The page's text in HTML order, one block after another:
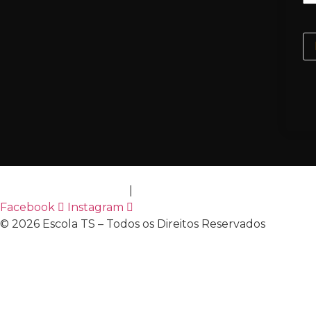
Facebook
Instagram
© 2026 Escola TS – Todos os Direitos Reservados